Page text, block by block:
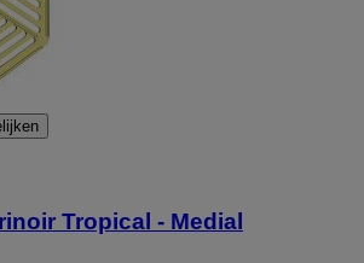
Tropical - Medial